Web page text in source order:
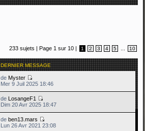
233 sujets | Page 1 sur 10 | 1 2 3 4 5 10
DERNIER MESSAGE
de Myster
Mer 9 Juil 2025 18:46
de LosangeF1
Dim 20 Avr 2025 18:47
de ben13.mars
Lun 26 Avr 2021 23:08